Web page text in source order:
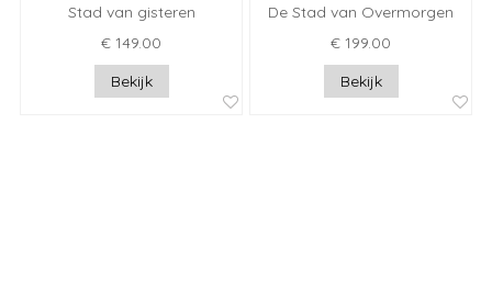
Stad van gisteren
€ 149.00
Bekijk
De Stad van Overmorgen
€ 199.00
Bekijk